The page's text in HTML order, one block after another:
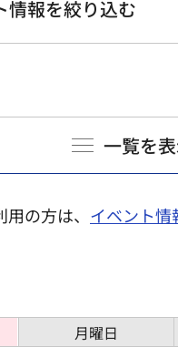
情報を絞り込む
一覧を
の方は、 イベント情
月曜日